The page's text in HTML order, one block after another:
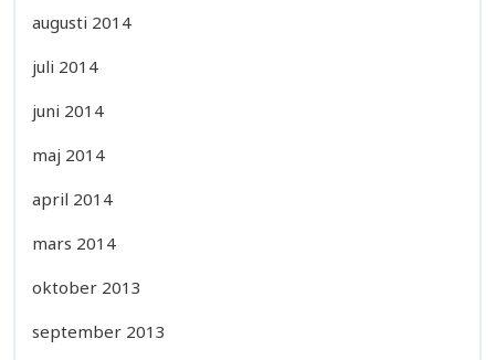
augusti 2014
juli 2014
juni 2014
maj 2014
april 2014
mars 2014
oktober 2013
september 2013